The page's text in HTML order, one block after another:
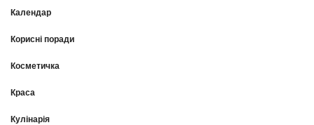
Календар
Корисні поради
Косметичка
Краса
Кулінарія